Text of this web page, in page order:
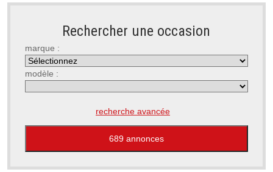
Rechercher une occasion
marque :
modèle :
recherche avancée